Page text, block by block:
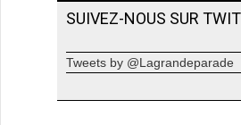
SUIVEZ-NOUS SUR
Tweets by @Lagrandeparade